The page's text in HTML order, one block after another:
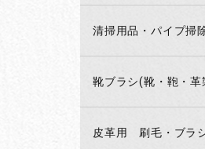
清掃用品・パイプ掃
靴ブラシ(靴・鞄・革
皮革用 刷毛・ブラ